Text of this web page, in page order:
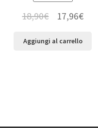
18,90€ 17,96€
Aggiungi al carrello